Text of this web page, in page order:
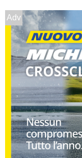
Adv